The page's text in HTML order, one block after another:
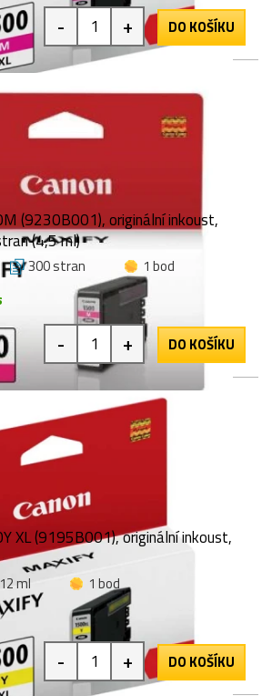
- + DO KOŠÍKU
(9230B001), originální inkoust,
(4,5 ml)
300 stran
1 bod
- + DO KOŠÍKU
XL (9195B001), originální inkoust,
12 ml
1 bod
- + DO KOŠÍKU